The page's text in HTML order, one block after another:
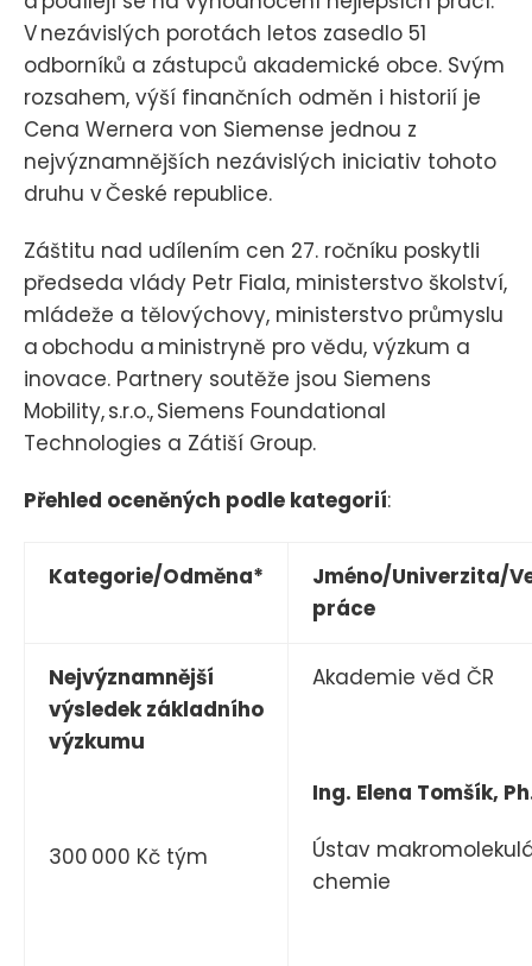
V nezávislých porotách letos zasedlo 51
odborníků a zástupců akademické obce. Svým
rozsahem, výší finančních odměn i historií je
Cena Wernera von Siemense jednou z
nejvýznamnějších nezávislých iniciativ tohoto
druhu v České republice.
Záštitu nad udílením cen 27. ročníku poskytli
předseda vlády Petr Fiala, ministerstvo školství,
mládeže a tělovýchovy, ministerstvo průmyslu
a obchodu a ministryně pro vědu, výzkum a
inovace. Partnery soutěže jsou Siemens
Mobility, s.r.o., Siemens Foundational
Technologies a Zátiší Group.
Přehled oceněných podle kategorií:
Kategorie/Odměna*
Jméno/Univerzita/
práce
Nejvýznamnější
výsledek základního
výzkumu
300 000 Kč tým
Akademie věd ČR
Ing. Elena Tomšík,
Ústav
chemie